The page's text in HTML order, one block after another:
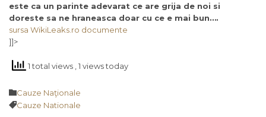
este ca un parinte adevarat ce are grija de noi si
doreste sa ne hraneasca doar cu ce e mai bun….
sursa WikiLeaks.ro documente
]]>
1 total views , 1 views today
Category
Cauze Naţionale
Tags
Cauze Nationale